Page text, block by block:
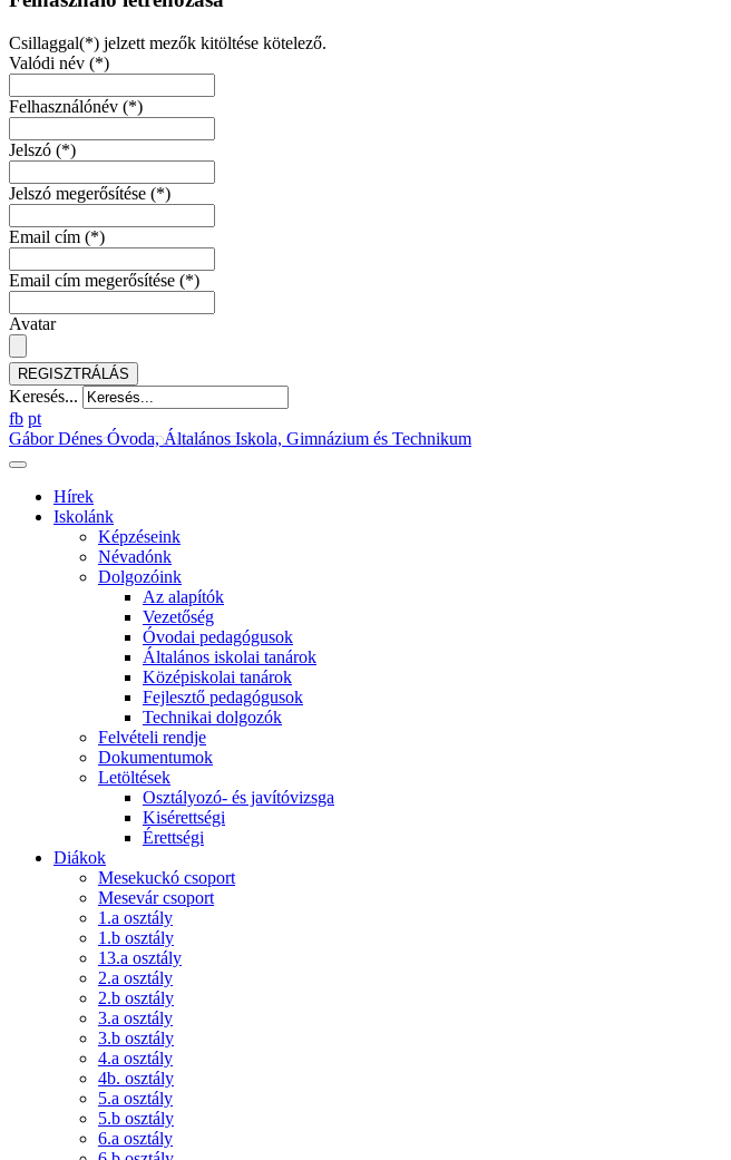
Csillaggal(*) jelzett mezők kitöltése kötelező.
Valódi név (*)
Felhasználónév (*)
Jelszó (*)
Jelszó megerősítése (*)
Email cím (*)
Email cím megerősítése (*)
Avatar
REGISZTRÁLÁS
Keresés...
fb pt
Gábor Dénes Óvoda, Általános Iskola, Gimnázium és Technikum
Hírek
Iskolánk
Képzéseink
Névadónk
Dolgozóink
Az alapítók
Vezetőség
Óvodai pedagógusok
Általános iskolai tanárok
Középiskolai tanárok
Fejlesztő pedagógusok
Technikai dolgozók
Felvételi rendje
Dokumentumok
Letöltések
Osztályozó- és javítóvizsga
Kisérettségi
Érettségi
Diákok
Mesekuckó csoport
Mesevár csoport
1.a osztály
1.b osztály
13.a osztály
2.a osztály
2.b osztály
3.a osztály
3.b osztály
4.a osztály
4b. osztály
5.a osztály
5.b osztály
6.a osztály